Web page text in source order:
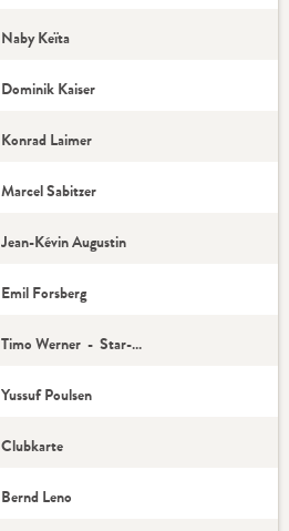
Naby Keïta
Dominik Kaiser
Konrad Laimer
Marcel Sabitzer
Jean-Kévin Augustin
Emil Forsberg
Timo Werner - Star-Spieler
Yussuf Poulsen
Clubkarte
Bernd Leno